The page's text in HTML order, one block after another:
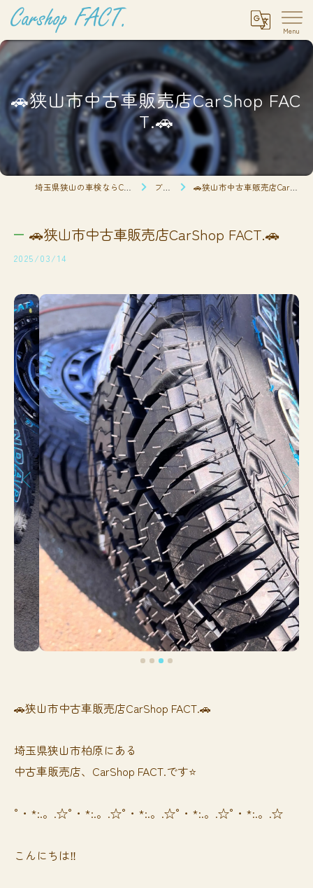
🚗狭山市中古車販売店CarShop FAC
T.🚗
ブログ 🚗狭山市中古車販売店CarShop FACT.🚗
🚗狭山市中古車販売店CarShop FACT.🚗
2025/03/14
🚗狭山市中古車販売店CarShop FACT.🚗
埼玉県狭山市柏原にある
中古車販売店、CarShop FACT.です⭐️
°・*:.。.☆°・*:.。.☆°・*:.。.☆°・*:.。.☆°・*:.。.☆
こんにちは‼️